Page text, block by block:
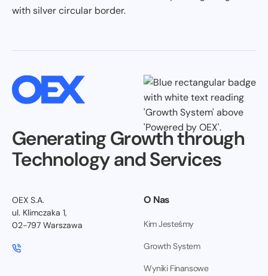
Generating Growth through
Technology and Services
OEX S.A.
ul. Klimczaka 1,
02-797 Warszawa
O Nas
Kim Jesteśmy
Growth System
Wyniki Finansowe